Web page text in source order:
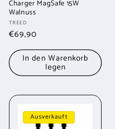
Charger MagSafe 15W
Walnuss
Anbieter:
TREED
Normaler
Preis
€69,90
In den Warenkorb
legen
Ausverkauft